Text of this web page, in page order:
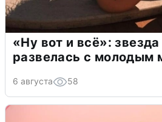
«Ну вот и всё»:
развелась с молодым
6 августа 58